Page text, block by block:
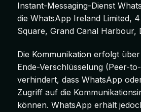
Instant-Messaging-Dienst
die WhatsApp Ireland Limited,
Square, Grand Canal Harbour,
Die Kommunikation erfolgt
Ende-Verschlüsselung (Peer-
verhindert, dass WhatsApp
Zugriff auf die
können. WhatsApp erhält